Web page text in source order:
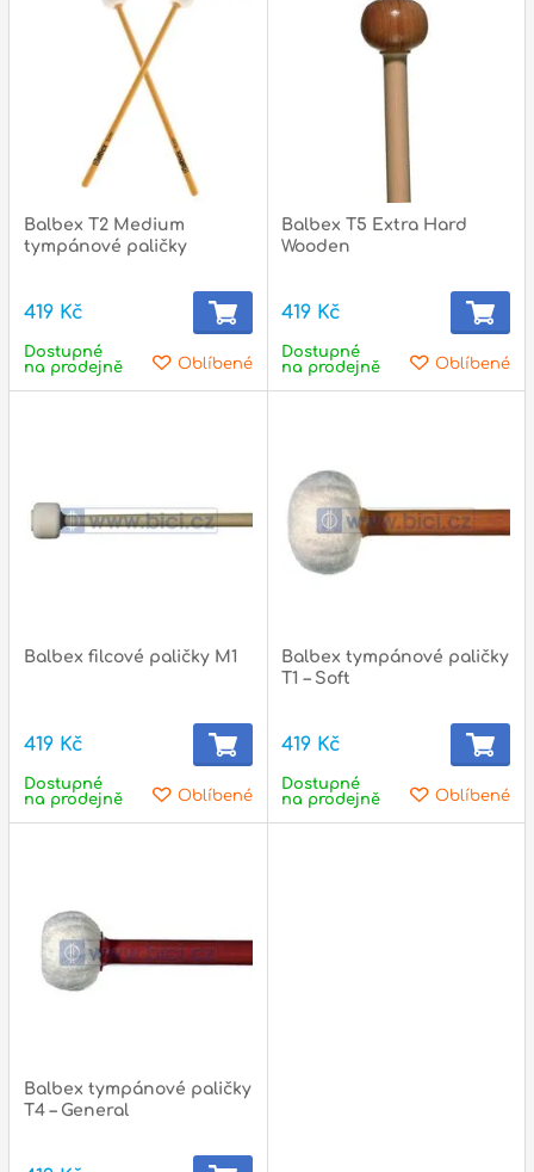
Balbex T2 Medium
tympánové paličky
419 Kč
Oblíbené
Dostupné
na prodejně
Balbex T5 Extra Hard
Wooden
419 Kč
Oblíbené
Dostupné
na prodejně
Balbex filcové paličky M1
419 Kč
Oblíbené
Dostupné
na prodejně
Balbex tympánové paličky
T1 – Soft
419 Kč
Oblíbené
Dostupné
na prodejně
Balbex tympánové paličky
T4 – General